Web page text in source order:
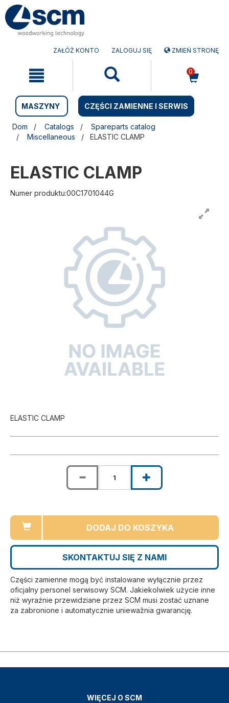
Przejdź
do
treści
Przejdź
do
menu
nawigacyjnego
ZAŁÓŻ KONTO ZALOGUJ SIĘ ZMIEŃ STRONĘ
0
MASZYNY CZĘŚCI ZAMIENNE I SERWIS
Dom Catalogs
Spareparts catalog
Miscellaneous
ELASTIC CLAMP
ELASTIC CLAMP
Numer produktu:00C1701044G
ELASTIC CLAMP
DODAJ DO KOSZYKA
SKONTAKTUJ SIĘ Z NAMI
Części zamienne mogą być instalowane wyłącznie przez
oficjalny personel serwisowy SCM. Jakiekolwiek użycie inne
niż wyraźnie przewidziane przez SCM musi zostać uznane
za zabronione i automatycznie uniewažnia gwarancję.
WIĘCEJ O SCM